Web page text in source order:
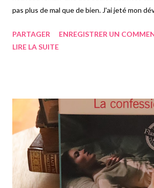
pas plus de mal que de bien. J'ai jeté mon
roman n'étant pas encore sorti au moment où
ayant tous deux, deux garçons adolescents.
est toujours aussi sérieuse dans son travail
enquêtes même des plus pénibles. Pour ce
de la découverte d'un corps retrouvé
retrouvé dans un cercueil, enseveli a...
PARTAGER
ENREGISTRER UN
LIRE LA SUITE